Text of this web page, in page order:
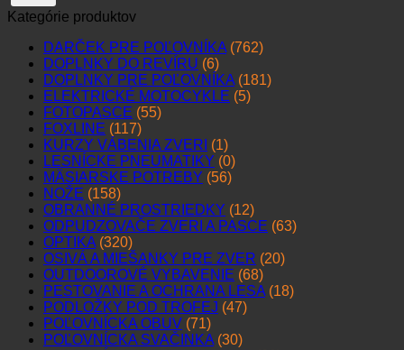
Kategórie produktov
DARČEK PRE POĽOVNÍKA (762)
DOPLNKY DO REVÍRU (6)
DOPLNKY PRE POĽOVNÍKA (181)
ELEKTRICKÉ MOTOCYKLE (5)
FOTOPASCE (55)
FOXLINE (117)
KURZY VÁBENIA ZVERI (1)
LESNÍCKE PNEUMATIKY (0)
MÄSIARSKE POTREBY (56)
NOŽE (158)
OBRANNÉ PROSTRIEDKY (12)
ODPUDZOVAČE ZVERI A PASCE (63)
OPTIKA (320)
OSIVÁ A MIEŠANKY PRE ZVER (20)
OUTDOOROVÉ VYBAVENIE (68)
PESTOVANIE A OCHRANA LESA (18)
PODLOŽKY POD TROFEJ (47)
POĽOVNÍCKA OBUV (71)
POĽOVNÍCKA SVAČINKA (30)